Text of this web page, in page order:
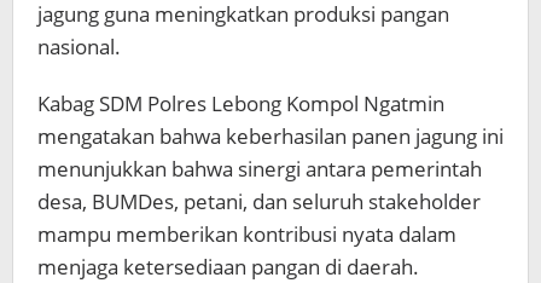
jagung guna meningkatkan produksi pangan
nasional.
Kabag SDM Polres Lebong Kompol Ngatmin
mengatakan bahwa keberhasilan panen jagung ini
menunjukkan bahwa sinergi antara pemerintah
desa, BUMDes, petani, dan seluruh stakeholder
mampu memberikan kontribusi nyata dalam
menjaga ketersediaan pangan di daerah.